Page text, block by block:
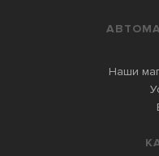
Наши